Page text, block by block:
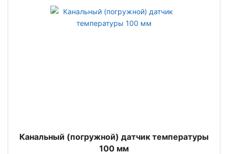
Канальный (погружной) датчик температуры
100 мм